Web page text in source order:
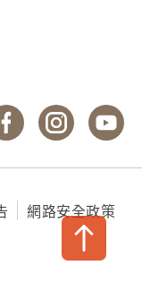
國立臺灣歷史博
國立臺灣
網路安全政策